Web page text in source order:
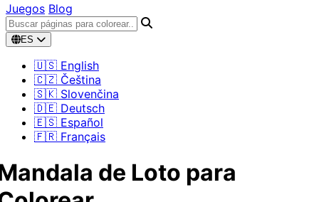
Juegos Blog
ES
🇺🇸 English
🇨🇿 Čeština
🇸🇰 Slovenčina
🇩🇪 Deutsch
🇪🇸 Español
🇫🇷 Français
de Loto para